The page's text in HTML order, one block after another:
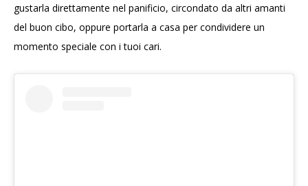
gustarla direttamente nel panificio, circondato da altri amanti
del buon cibo, oppure portarla a casa per condividere un
momento speciale con i tuoi cari.